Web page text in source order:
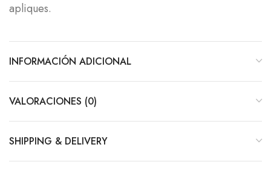
apliques.
INFORMACIÓN ADICIONAL
VALORACIONES (0)
SHIPPING & DELIVERY